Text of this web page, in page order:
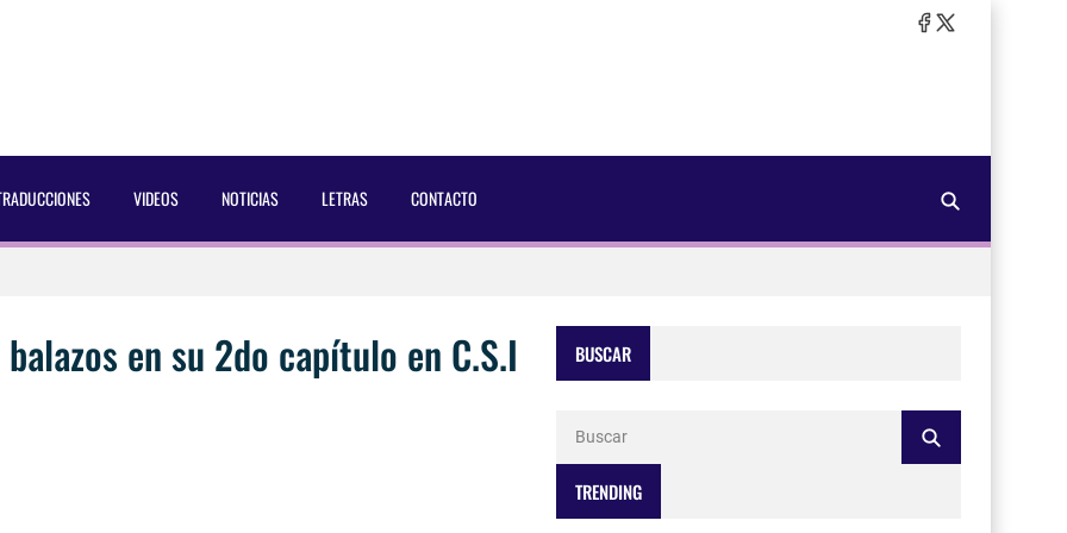
VIDEOS NOTICIAS LETRAS CONTACTO
Magazine [2025]
[2025]
en su 2do capítulo en C.S.I BUSCAR
TRENDING